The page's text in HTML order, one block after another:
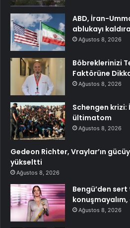
ABD, İran-
ablukayı
Ağustos 8, 2026
Böbreklerinizi
Faktörüne
Ağustos 8, 2026
Schengen krizi:
ültimatom
Ağustos 8, 2026
Gedeon Richter, Vraylar’ın
yükseltti
Ağustos 8, 2026
Bengü’den
Ağustos 8, 2026